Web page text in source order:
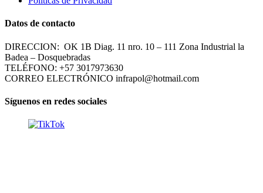
Datos de contacto
DIRECCION: OK 1B Diag. 11 nro. 10 – 111 Zona Industrial la
Badea – Dosquebradas
TELÉFONO: +57 3017973630
CORREO ELECTRÓNICO infrapol@hotmail.com
Síguenos en redes sociales